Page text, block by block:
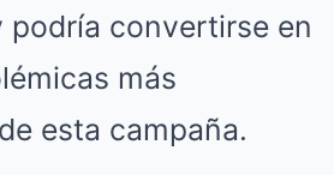
podría convertirse en
más
esta campaña.